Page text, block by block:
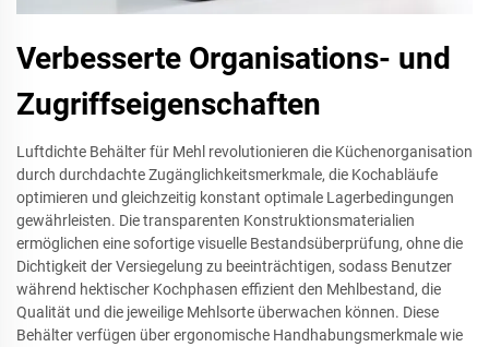
Verbesserte Organisations- und
Zugriffseigenschaften
Luftdichte Behälter für Mehl revolutionieren die Küchenorganisation
durch durchdachte Zugänglichkeitsmerkmale, die Kochabläufe
optimieren und gleichzeitig konstant optimale Lagerbedingungen
gewährleisten. Die transparenten Konstruktionsmaterialien
ermöglichen eine sofortige visuelle Bestandsüberprüfung, ohne die
Dichtigkeit der Versiegelung zu beeinträchtigen, sodass Benutzer
während hektischer Kochphasen effizient den Mehlbestand, die
Qualität und die jeweilige Mehlsorte überwachen können. Diese
Behälter verfügen über ergonomische Handhabungsmerkmale wie